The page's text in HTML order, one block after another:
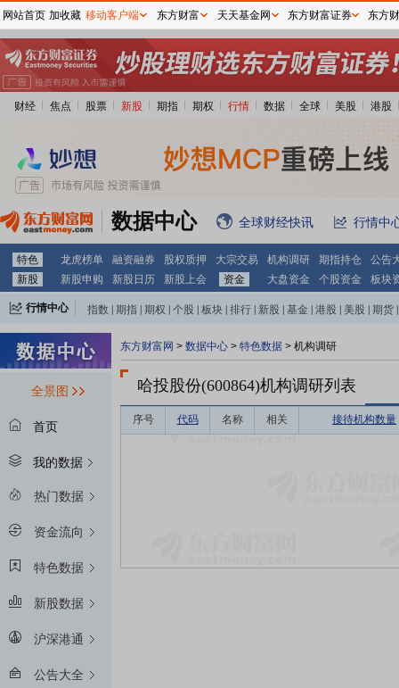
财经 焦点 股票 新股 期指 期权 行情 数据 全球 美股 港股
数据中心 全球财经快讯 行情中
特色 龙虎榜单 融资融券 股权质押 大宗交易 机构调研 期指持仓
公告
新股
新股申购 新股日历 新股上会 资金 大盘资金 个股资金 板块
行情中心 指数 期指 期权 个股 板块 排行 新股 基金 港股 美股 期货
全景图
首页
我的数据
热门数据
资金流向
特色数据
新股数据
沪深港通
公告大全
东方财富网 > 数据中心 > 特色数据 > 机构调研
哈投股份(600864)机构调研列表
序号 代码 名称 相关 接待机构数量
网站首页 加收藏 移动客户端 东方财富 天天基金网 东方财富证券 东方